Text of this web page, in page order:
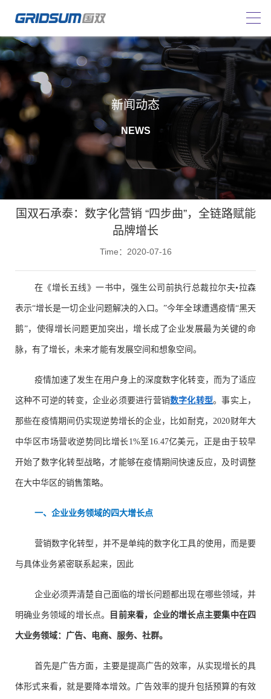
新闻动态
NEWS
国双石承泰：数字化营销 “四步曲”，全链路赋能
品牌增长
Time：2020-07-16
在《增长五线》一书中，强生公司前执行总裁拉尔夫•拉森
表示“增长是一切企业问题解决的入口。”今年全球遭遇疫情“黑天
鹅”，使得增长问题更加突出，增长成了企业发展最为关键的命
脉，有了增长，未来才能有发展空间和想象空间。
疫情加速了发生在用户身上的深度数字化转变，而为了适应
这种不可逆的转变，企业必须要进行营销数字化转型。事实上，
那些在疫情期间仍实现逆势增长的企业，比如耐克，2020财年大
中华区市场营收逆势同比增长1%至16.47亿美元，正是由于较早
开始了数字化转型战略，才能够在疫情期间快速反应，及时调整
在大中华区的销售策略。
一、企业业务领域的四大增长点
营销数字化转型，并不是单纯的数字化工具的使用，而是要
与具体业务紧密联系起来，因此
企业必须弄清楚自己面临的增长问题都出现在哪些领域，并
明确业务领域的增长点。 目前来看，企业的增长点主要集中在四
大业务领域：广告、电商、服务、社群。
首先是广告方面，主要是提高广告的效率，从实现增长的具
体形式来看，就是要降本增效。广告效率的提升包括预算的有效